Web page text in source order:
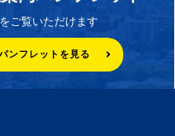
ご覧いただけます
ンフレットを見る